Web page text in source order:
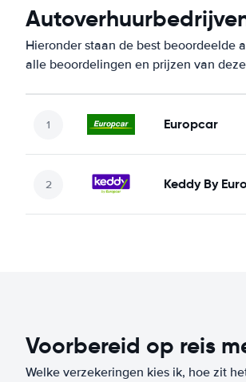
Hieronder staan de best beoordeelde
alle beoordelingen en prijzen van
Europcar
Keddy By
Voorbereid op reis
Welke verzekeringen kies ik, hoe zit